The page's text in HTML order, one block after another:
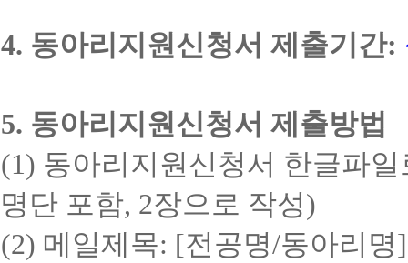
4. 동아리지원신청서 제출기간:
5. 동아리지원신청서 제출방법
(1) 동아리지원신청서 한글파
명단 포함, 2장으로 작성)
(2) 메일제목: [전공명/동아리명]